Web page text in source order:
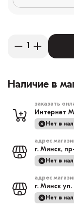
Наличие в
заказать
Интернет
Нет в
адрес
г. Минск,
Нет в
адрес
г. Минск
Нет в